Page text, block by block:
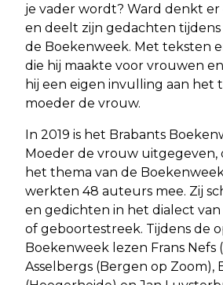
je vader wordt? Ward denkt er
en deelt zijn gedachten
de Boekenweek. Met teksten
die hij maakte voor vrouwen
hij een eigen invulling aan het
moeder de vrouw.
In 2019 is het Brabants
Moeder de vrouw uitgegeven,
het thema van de
werkten 48 auteurs mee. Zij
en gedichten in het dialect
of geboortestreek. Tijdens de
Boekenweek lezen Frans Nefs
Asselbergs (Bergen op Zoom),